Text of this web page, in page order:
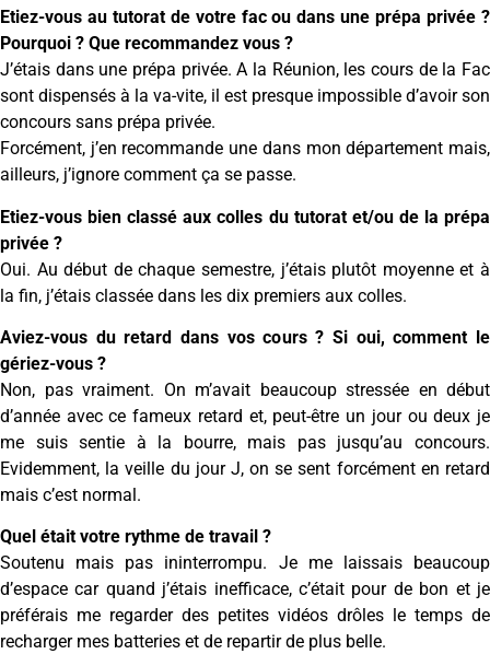
Etiez-vous au tutorat de votre fac ou dans une prépa privée ?
Pourquoi ? Que recommandez vous ?
J’étais dans une prépa privée. A la Réunion, les cours de la Fac
sont dispensés à la va-vite, il est presque impossible d’avoir son
concours sans prépa privée.
Forcément, j’en recommande une dans mon département mais,
ailleurs, j’ignore comment ça se passe.
Etiez-vous bien classé aux colles du tutorat et/ou de la prépa
privée ?
Oui. Au début de chaque semestre, j’étais plutôt moyenne et à
la fin, j’étais classée dans les dix premiers aux colles.
Aviez-vous du retard dans vos cours ? Si oui, comment le
gériez-vous ?
Non, pas vraiment. On m’avait beaucoup stressée en début
d’année avec ce fameux retard et, peut-être un jour ou deux je
me suis sentie à la bourre, mais pas jusqu’au concours.
Evidemment, la veille du jour J, on se sent forcément en retard
mais c’est normal.
Quel était votre rythme de travail ?
Soutenu mais pas ininterrompu. Je me laissais beaucoup
d’espace car quand j’étais inefficace, c’était pour de bon et je
préférais me regarder des petites vidéos drôles le temps de
recharger mes batteries et de repartir de plus belle.